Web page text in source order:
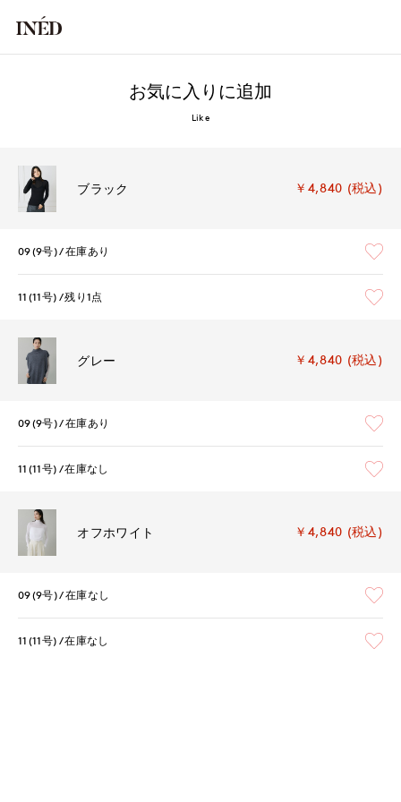
お気に入りに追加
Like
ブラック ￥4,840 (税込)
09(9号) 在庫あり
11(11号) 残り1点
グレー ￥4,840 (税込)
09(9号) 在庫あり
11(11号) 在庫なし
オフホワイト ￥4,840 (税込)
09(9号) 在庫なし
11(11号) 在庫なし